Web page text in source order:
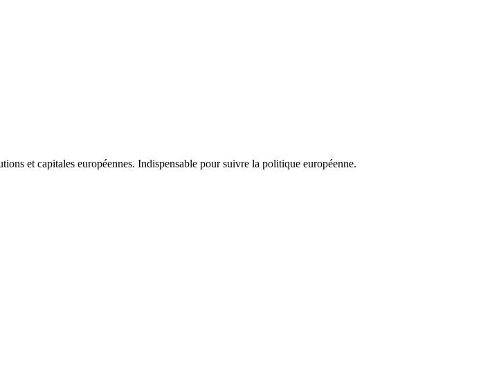
et capitales européennes. Indispensable pour suivre la politique européenne.